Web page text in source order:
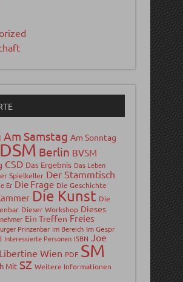
Am Samstag Am Sonntag
Berlin BVSM
CSD Das Ergebnis Das Leben
Spielkeller Der Stammtisch
Er Die Frage Die Geschichte
Die Kunst Die
Dieser Workshop Dieses
Ein Treffen Freies
Prinzenbar Im Bereich Im Gespr
Interessierte Personen ISBN
Joe
Libertine Wien PDF SM
Mit SZ Weitere Informationen